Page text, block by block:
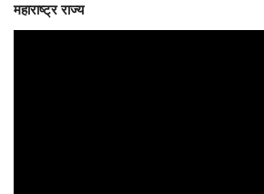
महाराष्ट्र राज्य